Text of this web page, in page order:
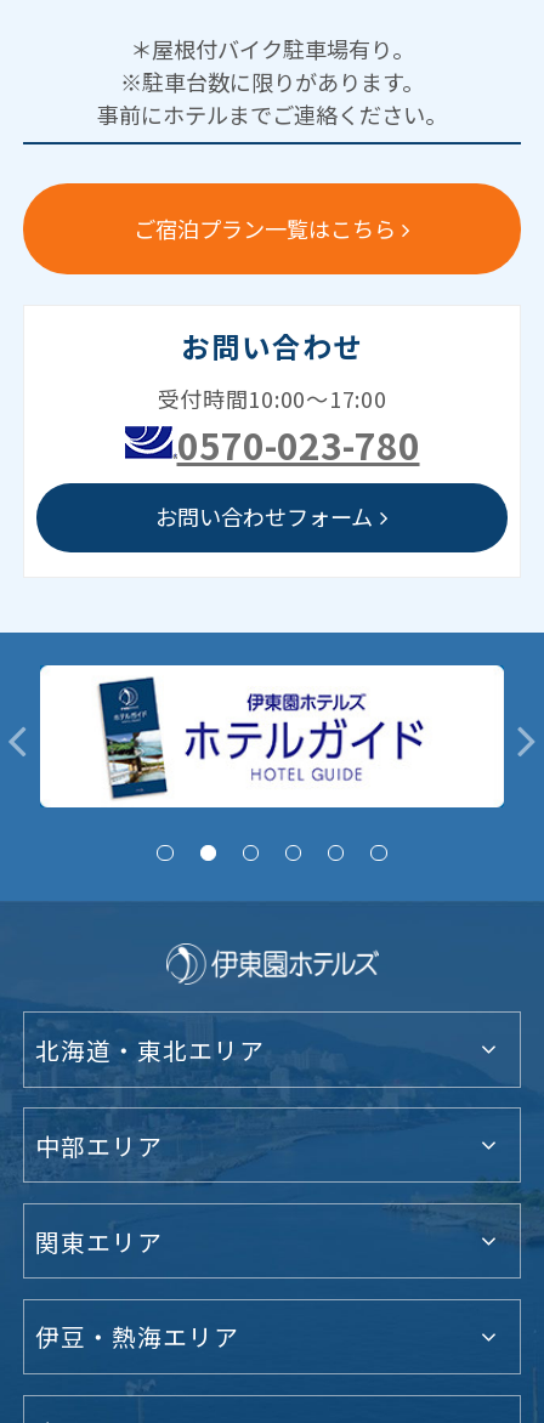
＊屋根付バイク駐車場有り。
※駐車台数に限りがあります。
事前にホテルまでご連絡ください。
ご宿泊プラン一覧はこちら
お問い合わせ
受付時間10:00～17:00
0570-023-780
お問い合わせフォーム
北海道・東北エリア
中部エリア
関東エリア
伊豆・熱海エリア